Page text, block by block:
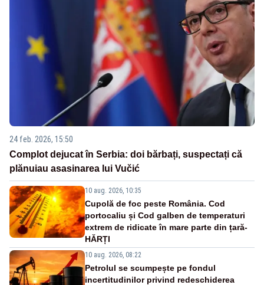
24 feb. 2026, 15:50
Complot dejucat în Serbia: doi bărbați, suspectați că
plănuiau asasinarea lui Vučić
10 aug. 2026, 10:35
Cupolă de foc peste România. Cod
portocaliu și Cod galben de temperaturi
extrem de ridicate în mare parte din țară-
HĂRȚI
10 aug. 2026, 08:22
Petrolul se scumpește pe fondul
incertitudinilor privind redeschiderea